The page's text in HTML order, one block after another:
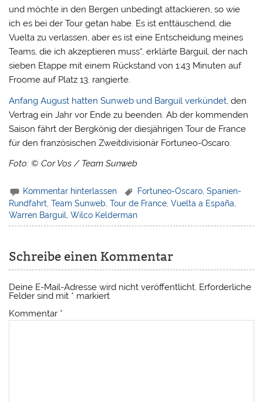
und möchte in den Bergen unbedingt attackieren, so wie
ich es bei der Tour getan habe. Es ist enttäuschend, die
Vuelta zu verlassen, aber es ist eine Entscheidung meines
Teams, die ich akzeptieren muss“, erklärte Barguil, der nach
sieben Etappe mit einem Rückstand von 1:43 Minuten auf
Froome auf Platz 13. rangierte.
Anfang August hatten Sunweb und Barguil verkündet , den
Vertrag ein Jahr vor Ende zu beenden. Ab der kommenden
Saison fährt der Bergkönig der diesjährigen Tour de France
für den französischen Zweitdivisionär Fortuneo-Oscaro.
Foto: © Cor Vos / Team Sunweb
Kommentar hinterlassen Fortuneo-Oscaro ,Spanien-
Rundfahrt,Team Sunweb,Tour de France,Vuelta a España,
Warren Barguil,Wilco Kelderman
Schreibe einen Kommentar
Deine E-Mail-Adresse wird nicht veröffentlicht. Erforderliche
Felder sind mit * markiert
Kommentar *